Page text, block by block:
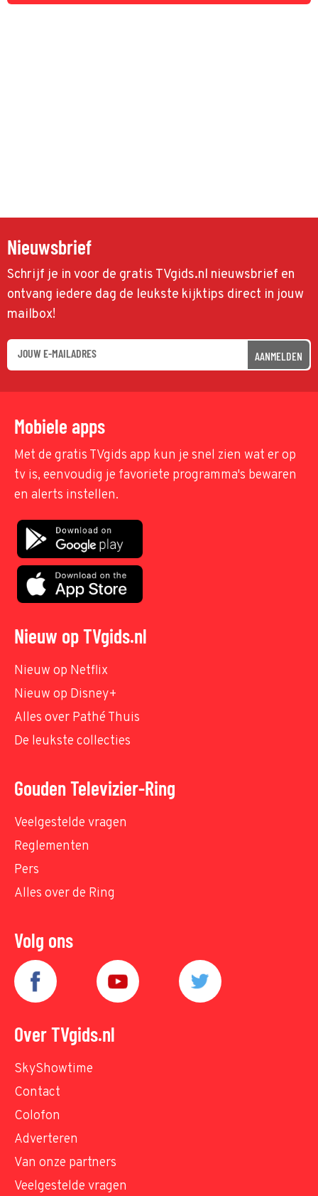
Nieuwsbrief
Schrijf je in voor de gratis TVgids.nl nieuwsbrief en
ontvang iedere dag de leukste kijktips direct in jouw
mailbox!
AANMELDEN
Mobiele apps
Met de gratis TVgids app kun je snel zien wat er op
tv is, eenvoudig je favoriete programma's bewaren
en alerts instellen.
Nieuw op TVgids.nl
Nieuw op Netflix
Nieuw op Disney+
Alles over Pathé Thuis
De leukste collecties
Gouden Televizier-Ring
Veelgestelde vragen
Reglementen
Pers
Alles over de Ring
Volg ons
Over TVgids.nl
SkyShowtime
Contact
Colofon
Adverteren
Van onze partners
Veelgestelde vragen